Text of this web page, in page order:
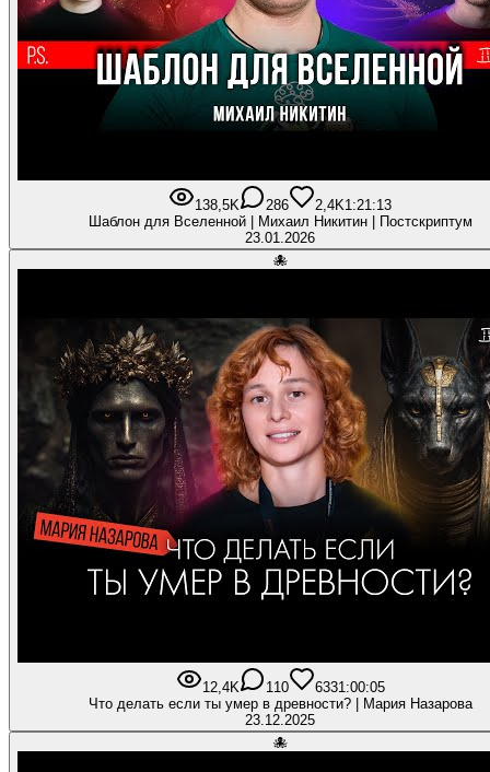
138,5K 286 2,4K1:21:13
Шаблон для Вселенной | Михаил Никитин | Постскриптум
23.01.2026
🐙
12,4K 110 6331:00:05
Что делать если ты умер в древности? | Мария Назарова
23.12.2025
🐙